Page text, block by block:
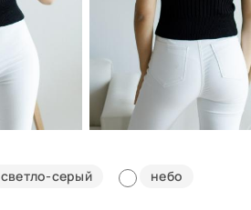
светло-серый небо